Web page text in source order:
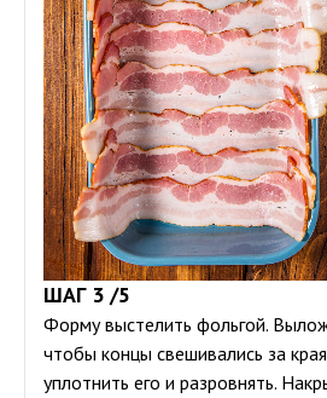
ШАГ 3 /5
Форму выстелить фольгой.
чтобы концы свешивались за
уплотнить его и разровнять.